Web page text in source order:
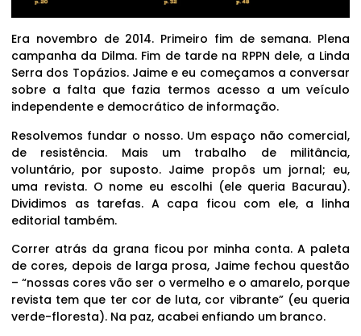
Era novembro de 2014. Primeiro fim de semana. Plena
campanha da Dilma. Fim de tarde na RPPN dele, a Linda
Serra dos Topázios. Jaime e eu começamos a conversar
sobre a falta que fazia termos acesso a um veículo
independente e democrático de informação.
Resolvemos fundar o nosso. Um espaço não comercial,
de resistência. Mais um trabalho de militância,
voluntário, por suposto. Jaime propôs um jornal; eu,
uma revista. O nome eu escolhi (ele queria Bacurau).
Dividimos as tarefas. A capa ficou com ele, a linha
editorial também.
Correr atrás da grana ficou por minha conta. A paleta
de cores, depois de larga prosa, Jaime fechou questão
– “nossas cores vão ser o vermelho e o amarelo, porque
revista tem que ter cor de luta, cor vibrante” (eu queria
verde-floresta). Na paz, acabei enfiando um branco.